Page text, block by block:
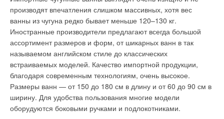
производят впечатления слишком массивных, хотя вес
ванны из чугуна редко бывает меньше 120–130 кг.
Иностранные производители предлагают всегда большой
ассортимент размеров и форм, от шикарных ванн в так
называемом английском стиле до классических
встраиваемых моделей. Качество импортной продукции,
благодаря современным технологиям, очень высокое.
Размеры ванн — от 150 до 180 см в длину и от 60 до 90 см в
ширину. Для удобства пользования многие модели
оборудуются боковыми ручками и подлокотниками.
отсутствия специальных устройств безопасности при
подключении к водопроводу (имеется в виду отсутствие
группы безопасности с подводом к канализации, что
требуется при монтаже емкостных водонагревателей),
делают использование данных приборов наиболее
привлекательным в индивидуальных жилых домах. Система
может монтироваться так, что от одной колонки снабжаются
горячей водой все водоразборные точки.
Как правило, для квартиры вполне достаточно иметь газовую
колонку мощностью 24 кВт. Это вполне покрывает все
привести, в том числе, и к снижению капитальных и
эксплуатационных затрат на систему автономного
теплоснабжения дома. Ниже рассмотрены именно эти
критерии.
Конструктивные особенности
Конструктивные особенности теплогенератора
определяются, прежде всего, видом используемого топлива.
Наиболее доступным и дешевым в настоящее время
является природный газ. Газовые водогрейные котлы